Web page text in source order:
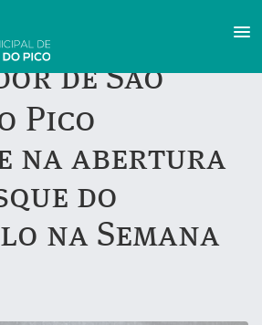
de São
Pico
na abertura
do
na Semana